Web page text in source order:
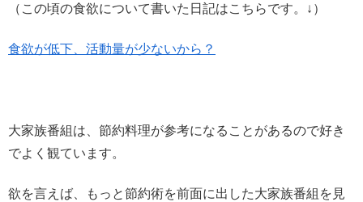
（この頃の食欲について書いた日記はこちらです。↓）
食欲が低下、活動量が少ないから？
大家族番組は、節約料理が参考になることがあるので好き
でよく観ています。
欲を言えば、もっと節約術を前面に出した大家族番組を見